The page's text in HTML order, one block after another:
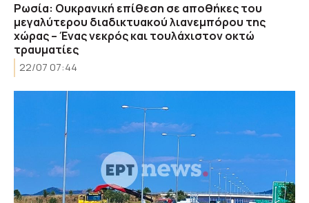
Ρωσία: Ουκρανική επίθεση σε αποθήκες του
μεγαλύτερου διαδικτυακού λιανεμπόρου της
χώρας – Ένας νεκρός και τουλάχιστον οκτώ
τραυματίες
22/07 07:44